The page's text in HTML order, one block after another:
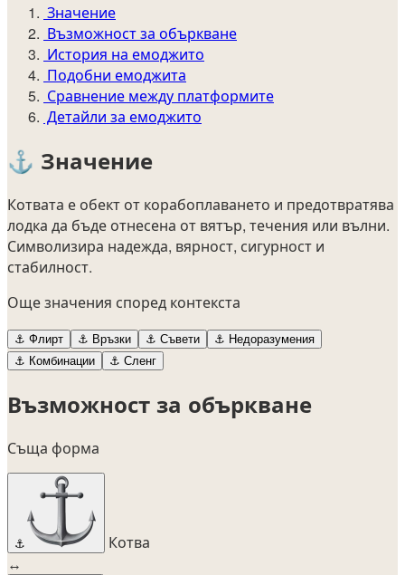
Значение
Възможност за объркване
История на емоджито
Подобни емоджита
Сравнение между платформите
Детайли за емоджито
⚓ Значение
Котвата е обект от корабоплаването и предотвратява
лодка да бъде отнесена от вятър, течения или вълни.
Символизира надежда, вярност, сигурност и
стабилност.
Още значения според контекста
⚓ Флирт ⚓ Връзки ⚓ Съвети ⚓ Недоразумения
⚓ Комбинации ⚓ Сленг
Възможност за объркване
Съща форма
⚓
Котва
↔